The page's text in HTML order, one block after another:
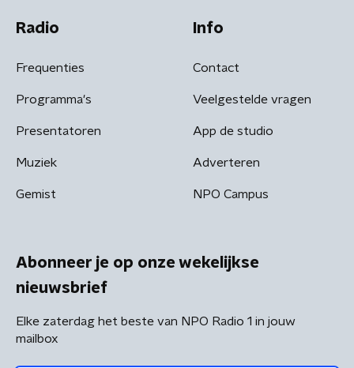
Radio
Frequenties
Programma's
Presentatoren
Muziek
Gemist
Info
Contact
Veelgestelde vragen
App de studio
Adverteren
NPO Campus
Abonneer je op onze wekelijkse
nieuwsbrief
Elke zaterdag het beste van NPO Radio 1 in jouw
mailbox